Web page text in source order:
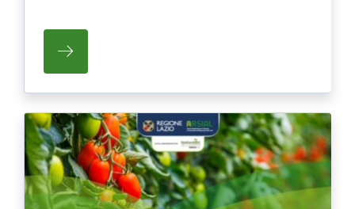
SU PARTECIPAZIONE GRATUITA ALLA